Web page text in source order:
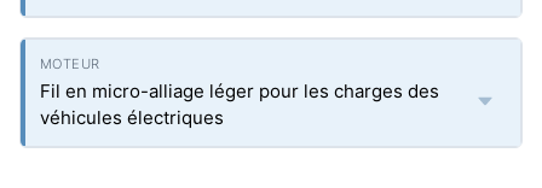
Fil en micro-alliage léger pour les charges des
véhicules électriques